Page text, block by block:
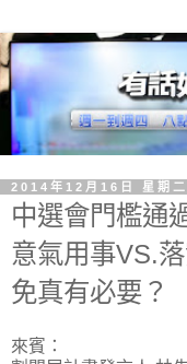
2014年12月16日 星期二
中選會門檻通
意氣用事VS.
免真有必要？
來賓：